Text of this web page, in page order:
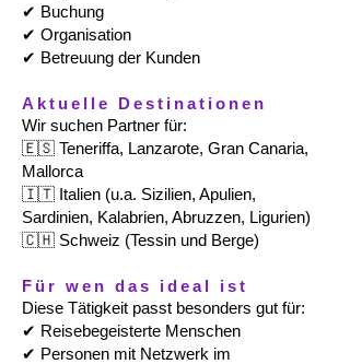
✔ Buchung
✔ Organisation
✔ Betreuung der Kunden
Aktuelle Destinationen
Wir suchen Partner für:
🇪🇸 Teneriffa, Lanzarote, Gran Canaria,
Mallorca
🇮🇹 Italien (u.a. Sizilien, Apulien,
Sardinien, Kalabrien, Abruzzen, Ligurien)
🇨🇭 Schweiz (Tessin und Berge)
Für wen das ideal ist
Diese Tätigkeit passt besonders gut für:
✔ Reisebegeisterte Menschen
✔ Personen mit Netzwerk im